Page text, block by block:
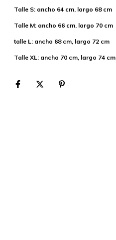
Talle S: ancho 64 cm, largo 68 cm
Talle M: ancho 66 cm, largo 70 cm
talle L: ancho 68 cm, largo 72 cm
Talle XL: ancho 70 cm, largo 74 cm